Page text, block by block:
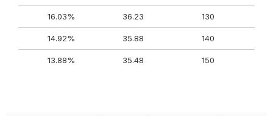
130
36.23
16.03%
140
35.88
14.92%
150
35.48
13.88%